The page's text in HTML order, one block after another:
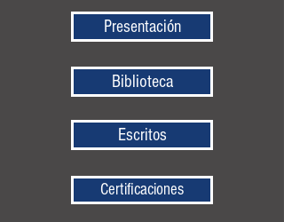
Presentación
Biblioteca
Escritos
Certificaciones